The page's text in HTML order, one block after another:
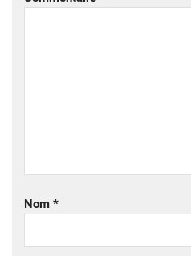
Nom *